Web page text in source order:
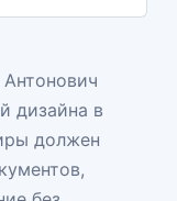
дизайна в
должен